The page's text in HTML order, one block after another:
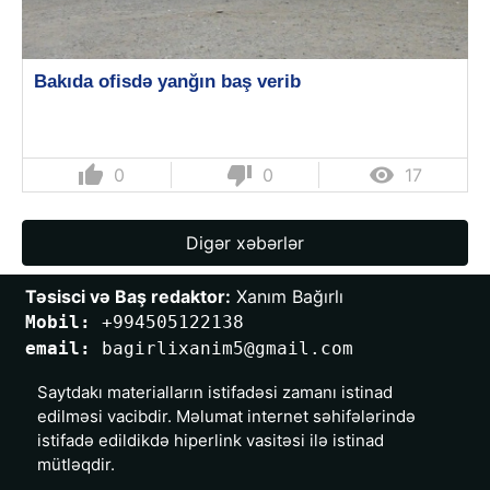
Bakıda ofisdə yanğın baş verib
thumb_up 0 thumb_down 0  17
Digər xəbərlər
Təsisci və Baş redaktor: Xanım Bağırlı
Mobil: +994505122138
email:
bagirlixanim5@gmail.com
Saytdakı materialların istifadəsi zamanı istinad
edilməsi vacibdir. Məlumat internet səhifələrində
istifadə edildikdə hiperlink vasitəsi ilə istinad
mütləqdir.